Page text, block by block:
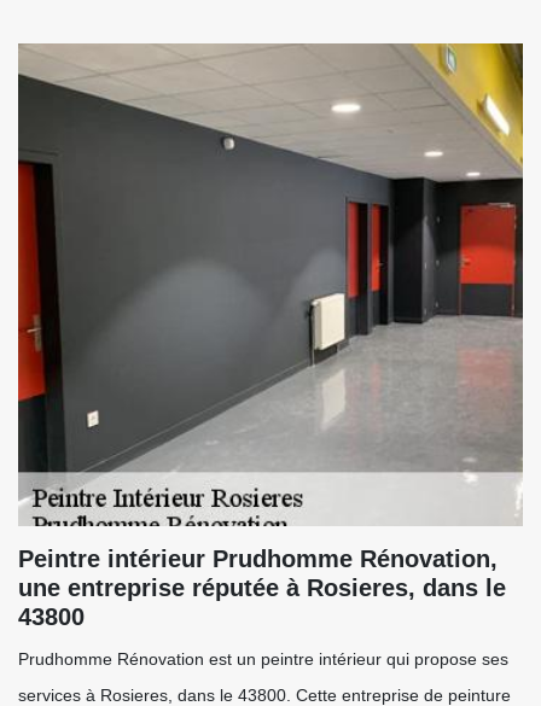
Peintre intérieur Prudhomme Rénovation,
une entreprise réputée à Rosieres, dans le
43800
Prudhomme Rénovation est un peintre intérieur qui propose ses
services à Rosieres, dans le 43800. Cette entreprise de peinture